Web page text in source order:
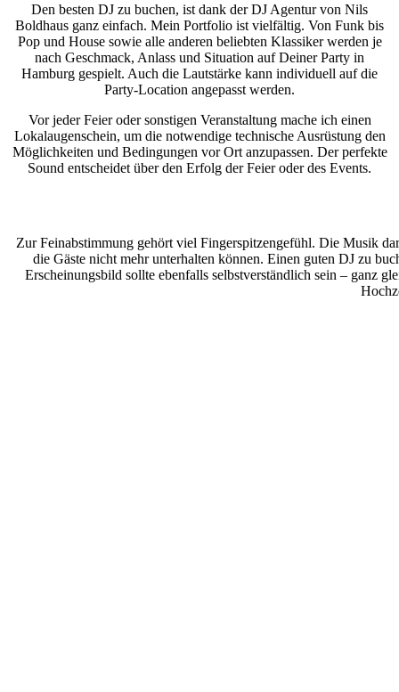
Den besten DJ zu buchen, ist dank der DJ Agentur von Nils
Boldhaus ganz einfach. Mein Portfolio ist vielfältig. Von Funk bis
Pop und House sowie alle anderen beliebten Klassiker werden je
nach Geschmack, Anlass und Situation auf Deiner Party in
Hamburg gespielt. Auch die Lautstärke kann individuell auf die
Party-Location angepasst werden.
Vor jeder Feier oder sonstigen Veranstaltung mache ich einen
Lokalaugenschein, um die notwendige technische Ausrüstung den
Möglichkeiten und Bedingungen vor Ort anzupassen. Der perfekte
Sound entscheidet über den Erfolg der Feier oder des Events.
Zur Feinabstimmung gehört viel Fingerspitzengefühl. Die Musik
die Gäste nicht mehr unterhalten können. Einen guten DJ zu
Erscheinungsbild sollte ebenfalls selbstverständlich sein – ganz